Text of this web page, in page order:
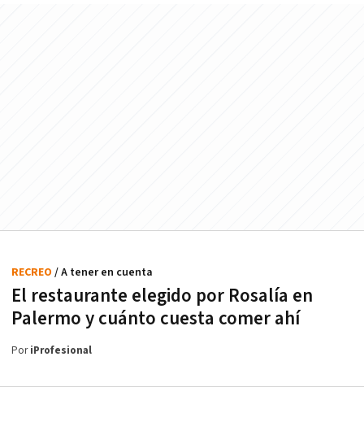
El restaurante elegido por Rosalía en
Palermo y cuánto cuesta comer ahí
RECREO / A tener en cuenta
PoriProfesional